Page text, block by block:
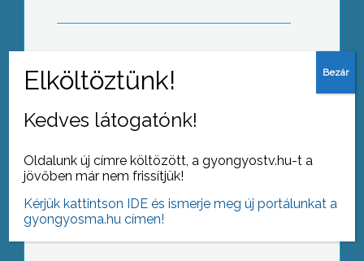
Egressy Béni Kéttannyelvű Általános
Iskolában az intézmény fennállásának
rendezvénysorozat
Kedves látogatónk!
Oldalunk új címre költözött, a gyongyostv.hu-t a
jövőben már nem frissítjük!
Kérjük kattintson IDE és ismerje meg új portálunkat a
gyongyosma.hu címen!